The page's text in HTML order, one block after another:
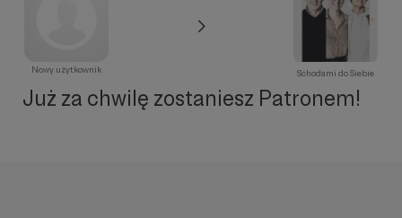
Nowy użytkownik Schodami do Siebie
Już za chwilę zostaniesz Patronem!